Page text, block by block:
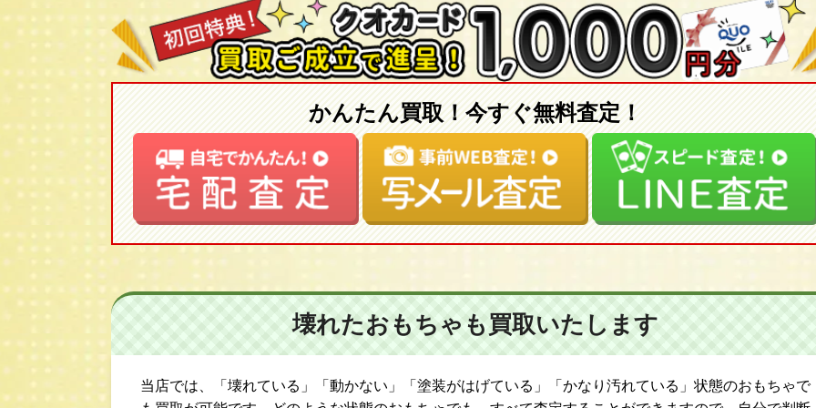
かんたん買取！今すぐ無料査定！
壊れたおもちゃも買取いたします
当店では、「壊れている」「動かない」「塗装がはげている」「かなり汚れている」状態のおもちゃで